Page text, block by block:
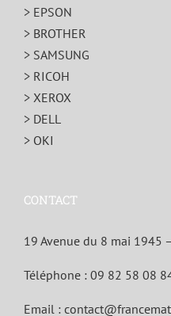
> EPSON
> BROTHER
> SAMSUNG
> RICOH
> XEROX
> DELL
> OKI
CONTACT
19 Avenue du 8 mai 1945
Téléphone : 09 82 58 08
Email :